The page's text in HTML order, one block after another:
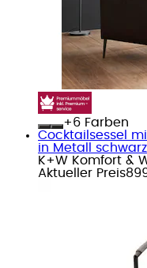
+
Farben
Cocktailsessel
in Metall
K+W Komfort &
Aktueller Preis